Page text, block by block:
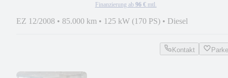
Finanzierung ab 96 € mtl.
EZ 12/2008 • 85.000 km • 125 kW (170 PS) • Diesel
Kontakt